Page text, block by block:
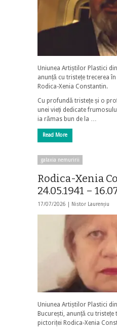
Uniunea Artiștilor Plastici
anunță cu tristețe trecerea
Rodica-Xenia Constantin.
Cu profundă tristețe și o
unei vieți dedicate
ia rămas bun de la …
Read More
galaxia nemuririi
Rodica-Xenia
24.05.1941 –
17/07/2026 | Nistor Laurențiu
Uniunea Artiștilor Plastici
București, anunță cu
pictoriței Rodica-Xenia